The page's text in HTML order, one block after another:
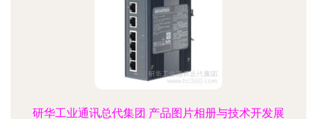
研华工业通讯总代集团 产品图片相册与技术开发展